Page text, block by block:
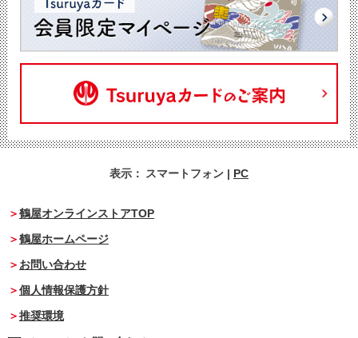
表示： スマートフォン | PC
鶴屋オンラインストアTOP
鶴屋ホームページ
お問い合わせ
個人情報保護方針
推奨環境